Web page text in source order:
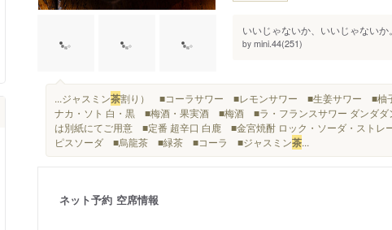
いいじゃないか、いいじゃない
by mini.44(251)
...ジャスミン茶割り） ■コーラサワー ■レモンサワー ■生姜サワー ■柚
ナカ・ソト 白・黒 ■梅酒・果実酒 ■梅酒 ■ラ・フランスサワー ダンダ
は別紙にてご用意 ■定番 超辛口 白鹿 ■金宮焼酎 ロック・ソーダ・ス
ピスソーダ ■烏龍茶 ■緑茶 ■コーラ ■ジャスミン茶...
ネット予約 空席情報